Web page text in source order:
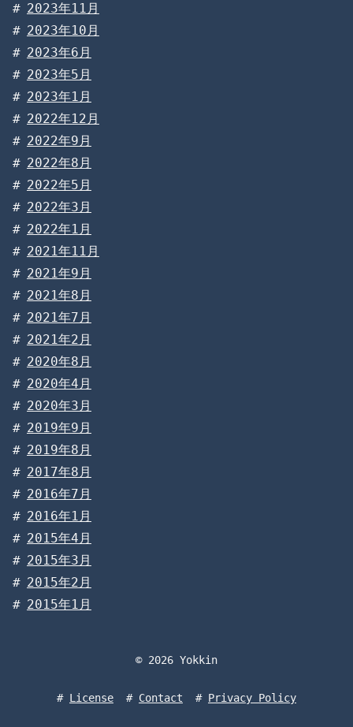
2023年11月
2023年10月
2023年6月
2023年5月
2023年1月
2022年12月
2022年9月
2022年8月
2022年5月
2022年3月
2022年1月
2021年11月
2021年9月
2021年8月
2021年7月
2021年2月
2020年8月
2020年4月
2020年3月
2019年9月
2019年8月
2017年8月
2016年7月
2016年1月
2015年4月
2015年3月
2015年2月
2015年1月
© 2026 Yokkin
License Contact Privacy Policy